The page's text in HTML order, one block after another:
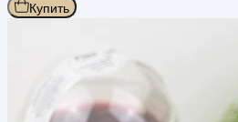
Купить